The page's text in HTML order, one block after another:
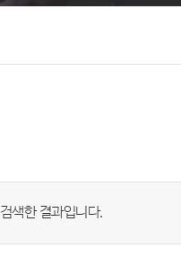
검색한 결과입니다.